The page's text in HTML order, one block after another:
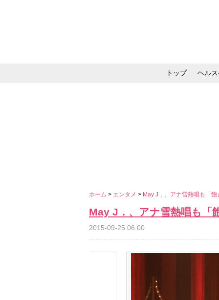
トップ ヘル
ホーム > エンタメ > May J．、アナ雪熱唱も「
May J．、アナ雪熱唱も「
2015-09-25 06:00